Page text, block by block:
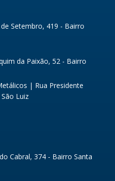
Setembro, 419 - Bairro
da Paixão, 52 - Bairro
| Rua Presidente
Luiz
Cabral, 374 - Bairro Santa